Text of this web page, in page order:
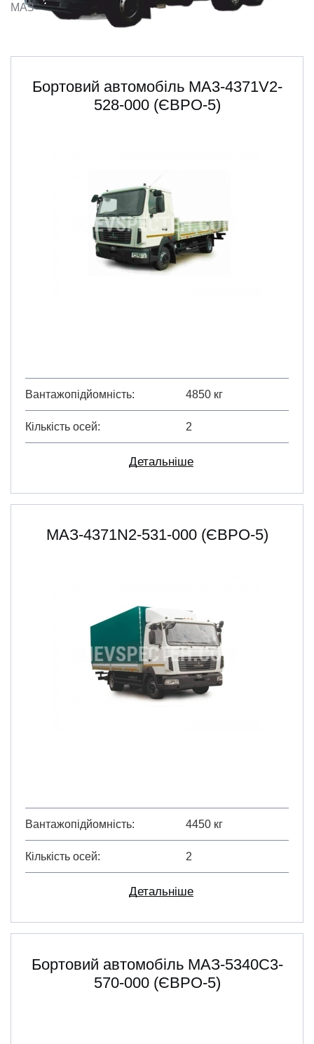
Бортовий автомобіль MA3-4371V2-
528-000 (ЄВРО-5)
Вантажопідйомність 4850 кг
Кількість осей 2
Детальніше
МАЗ-4371N2-531-000 (ЄВРО-5)
Вантажопідйомність 4450 кг
Кількість осей 2
Детальніше
Бортовий автомобіль МАЗ-5340С3-
570-000 (ЄВРО-5)
МАЗ